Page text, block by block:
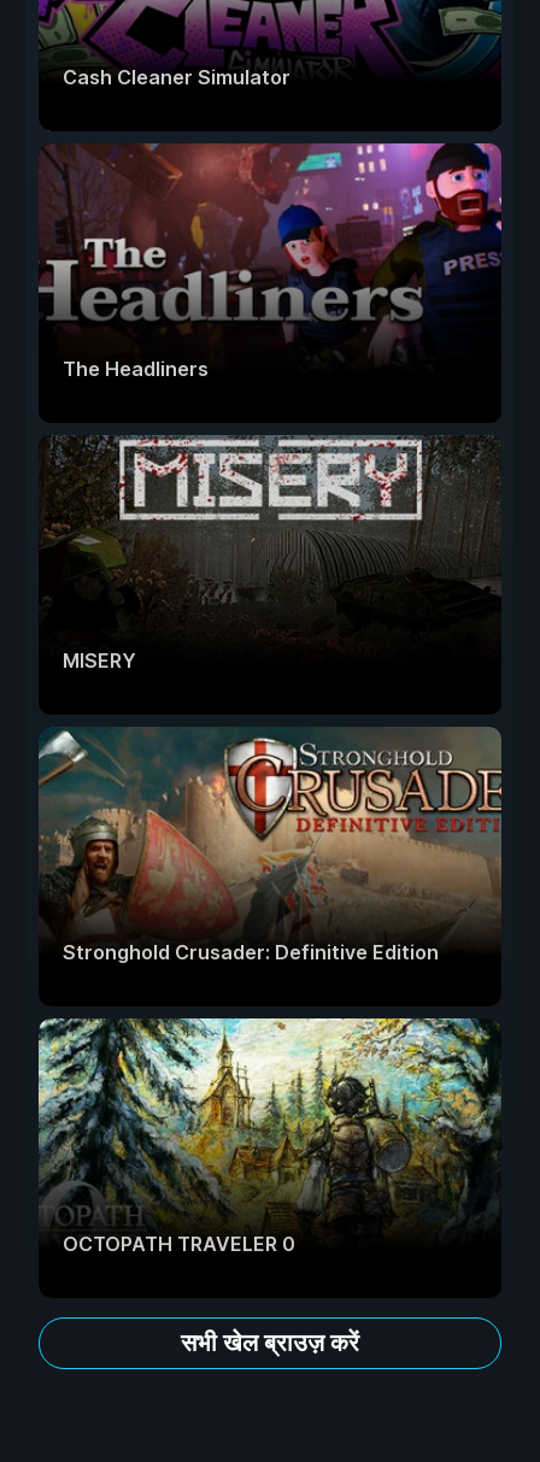
Cash Cleaner Simulator
The Headliners
MISERY
Stronghold Crusader: Definitive Edition
OCTOPATH TRAVELER 0
सभी खेल ब्राउज़ करें